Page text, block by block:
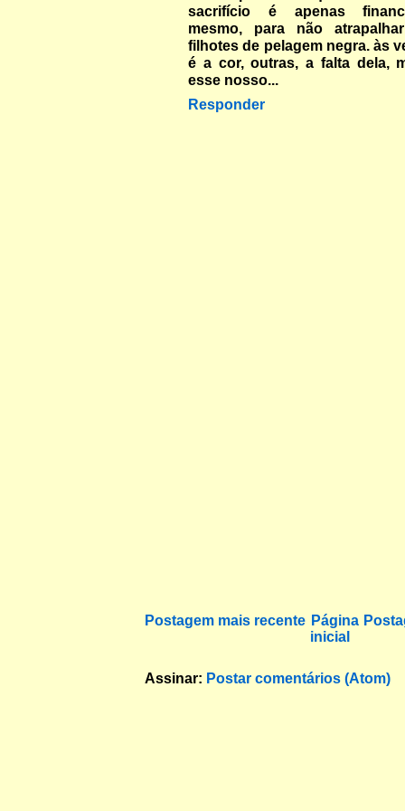
sacrifício é apenas
mesmo, para não
filhotes de pelagem negra. às
é a cor, outras, a falta dela,
esse nosso...
Responder
Postagem mais recente Página
inicial
Assinar: Postar comentários (Atom)